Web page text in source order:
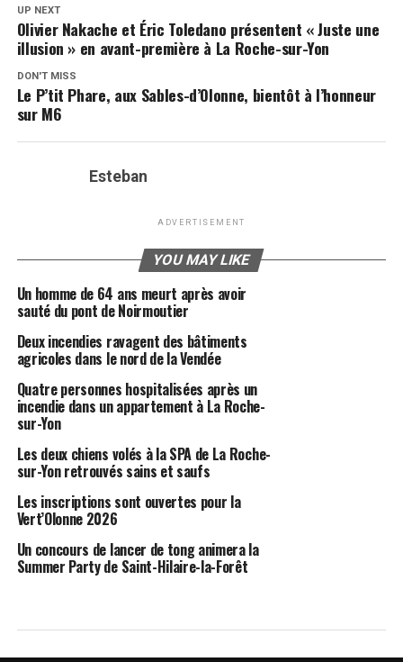
UP NEXT
Olivier Nakache et Éric Toledano présentent « Juste une
illusion » en avant-première à La Roche-sur-Yon
DON'T MISS
Le P’tit Phare, aux Sables-d’Olonne, bientôt à l’honneur
sur M6
Esteban
ADVERTISEMENT
YOU MAY LIKE
Un homme de 64 ans meurt après avoir
sauté du pont de Noirmoutier
Deux incendies ravagent des bâtiments
agricoles dans le nord de la Vendée
Quatre personnes hospitalisées après un
incendie dans un appartement à La Roche-
sur-Yon
Les deux chiens volés à la SPA de La Roche-
sur-Yon retrouvés sains et saufs
Les inscriptions sont ouvertes pour la
Vert’Olonne 2026
Un concours de lancer de tong animera la
Summer Party de Saint-Hilaire-la-Forêt